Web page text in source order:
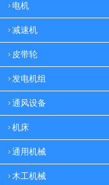
电机
减速机
皮带轮
发电机组
通风设备
机床
通用机械
木工机械